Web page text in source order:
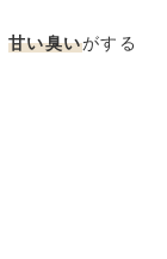
甘い臭いがする